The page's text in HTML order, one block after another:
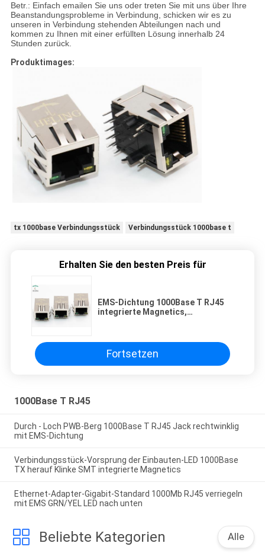
Betr.: Einfach emailen Sie uns oder treten Sie mit uns über Ihre
Beanstandungsprobleme in Verbindung, schicken wir es zu
unseren in Verbindung stehenden Abteilungen nach und
kommen zu Ihnen mit einer erfüllten Lösung innerhalb 24
Stunden zurück.
Produktimages:
tx 1000base Verbindungsstück Verbindungsstück 1000base t
Erhalten Sie den besten Preis für
EMS-Dichtung 1000Base T RJ45
integrierte Magnetics,
Fortsetzen
1000Base T RJ45
Durch - Loch PWB-Berg 1000Base T RJ45 Jack rechtwinklig
mit EMS-Dichtung
Verbindungsstück-Vorsprung der Einbauten-LED 1000Base
TX herauf Klinke SMT integrierte Magnetics
Ethernet-Adapter-Gigabit-Standard 1000Mb RJ45 verriegeln
mit EMS GRN/YEL LED nach unten
Beliebte Kategorien Alle